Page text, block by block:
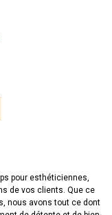
pour esthéticiennes,
de vos clients. Que ce
nous avons tout ce dont